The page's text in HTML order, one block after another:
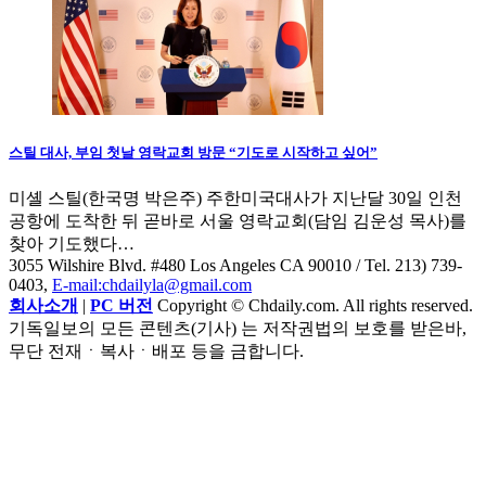
스틸 대사, 부임 첫날 영락교회 방문 “기도로 시작하고 싶어”
미셸 스틸(한국명 박은주) 주한미국대사가 지난달 30일 인천
공항에 도착한 뒤 곧바로 서울 영락교회(담임 김운성 목사)를
찾아 기도했다…
3055 Wilshire Blvd. #480 Los Angeles CA 90010 / Tel. 213) 739-
0403, E-mail:chdailyla@gmail.com
회사소개 | PC 버전 Copyright © Chdaily.com. All rights reserved.
기독일보의 모든 콘텐츠(기사) 는 저작권법의 보호를 받은바,
무단 전재ㆍ복사ㆍ배포 등을 금합니다.